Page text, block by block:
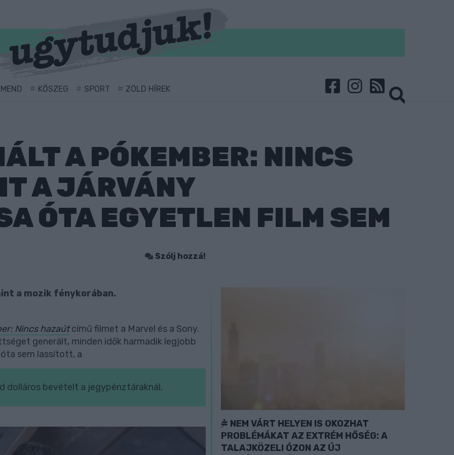
KŐSZEG SPORT ZÖLD HÍREK
A PÓKEMBER: NINCS
A JÁRVÁNY
ÓTA EGYETLEN FILM SEM
Szólj hozzá!
a mozik fénykorában.
Nincs hazaútcímű filmet a Marvel és a Sony.
generált, minden idők harmadik legjobb
sem lassított, a
dolláros bevételt a jegypénztáraknál.
NEM VÁRT HELYEN IS OKOZHAT
PROBLÉMÁKAT AZ EXTRÉM HŐSÉG: A
TALAJKÖZELI ÓZON AZ ÚJ